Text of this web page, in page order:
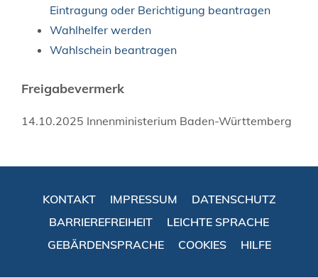
Eintragung oder Berichtigung beantragen
Wahlhelfer werden
Wahlschein beantragen
Freigabevermerk
14.10.2025 Innenministerium Baden-Württemberg
KONTAKT IMPRESSUM
DATENSCHUTZ
BARRIEREFREIHEIT
LEICHTE SPRACHE
GEBÄRDENSPRACHE
COOKIES HILFE